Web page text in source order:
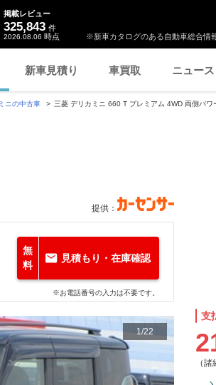
※新車カタログのある自動車総合情
掲載レビュー
325,843 件
2026.08.06 時点
新車見積り 車買取 ニュース
ニの中古車 三菱 デリカミニ 660 T プレミアム 4WD 両側パ
提供：
無
料
見積もり・在庫確認
※お電話番号の入力は不要です。
1/22
支
（